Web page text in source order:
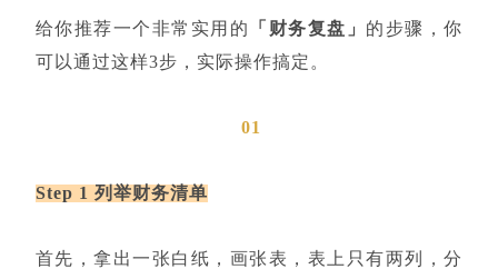
给你推荐一个非常实用的 「财务复盘」 的步骤，你
可以通过这样3步，实际操作搞定。
01
Step 1 列举财务清单
首先，拿出一张白纸，画张表，表上只有两列，分